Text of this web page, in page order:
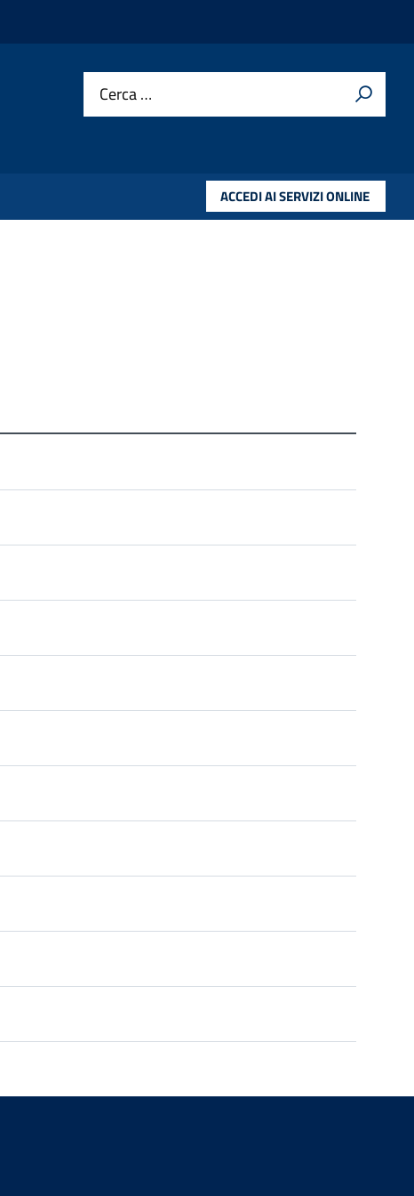
Cerca …
ACCEDI AI SERVIZI ONLINE